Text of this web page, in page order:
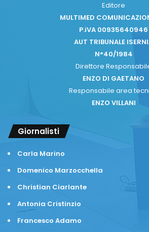
Editore
MULTIMED
P.iVA 00935640946
AUT TRIBUNALE
N°40/1984
Direttore
ENZO DI GAETANO
Responsabile area
ENZO VILLANI
Giornalisti
Carla Marino
Domenico Marzocchella
Christian Ciarlante
Antonia Cristinzio
Francesco Adamo